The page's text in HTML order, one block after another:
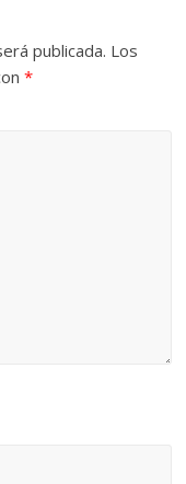
publicada. Los
*